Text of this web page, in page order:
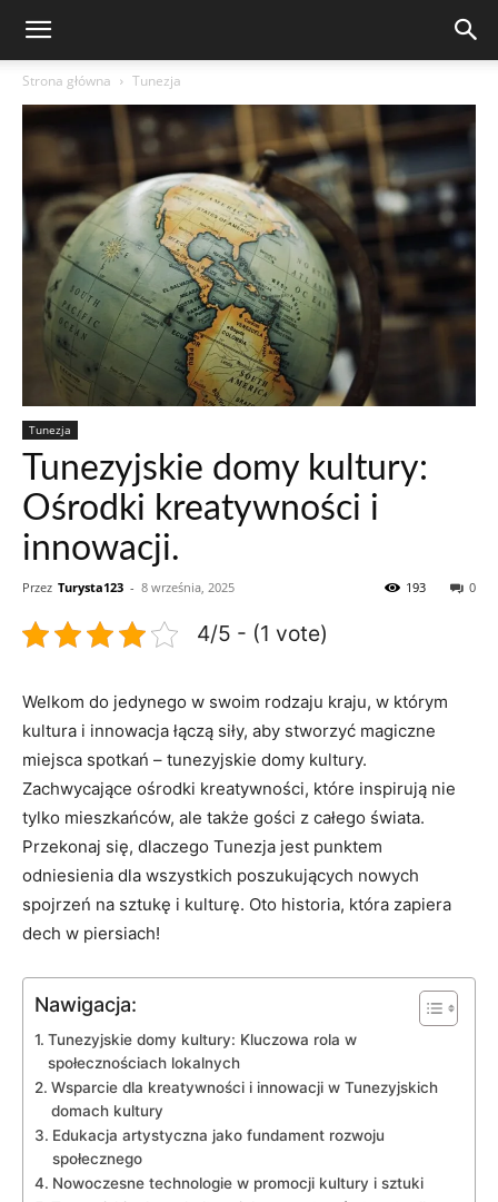
Strona główna Tunezja
Tunezja
Tunezyjskie domy kultury:
Ośrodki kreatywności i
innowacji.
Przez Turysta123 - 8 września, 2025 0
193
4/5 - (1 vote)
Welkom do jedynego w swoim rodzaju kraju, w którym
kultura i innowacja łączą siły, aby stworzyć magiczne
miejsca⁣ spotkań – tunezyjskie domy kultury.
Zachwycające ośrodki kreatywności, które ‌inspirują‍ nie
tylko mieszkańców, ale także gości z całego świata.‌
Przekonaj się,⁣ dlaczego Tunezja⁢ jest punktem⁢
odniesienia dla wszystkich poszukujących nowych
spojrzeń ‍na sztukę i ⁤kulturę. Oto historia, która zapiera
dech w piersiach!
Nawigacja:
Tunezyjskie domy kultury: Kluczowa rola w
społecznościach lokalnych
Wsparcie dla kreatywności i innowacji w Tunezyjskich
domach kultury
Edukacja artystyczna jako fundament rozwoju
⁤społecznego
Nowoczesne technologie w promocji ⁢kultury i sztuki